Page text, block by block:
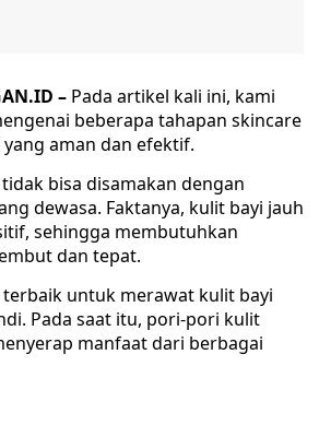
– Pada artikel kali ini, kami
beberapa tahapan skincare
aman dan efektif.
bisa disamakan dengan
dewasa. Faktanya, kulit bayi jauh
sehingga membutuhkan
dan tepat.
untuk merawat kulit bayi
Pada saat itu, pori-pori kulit
manfaat dari berbagai